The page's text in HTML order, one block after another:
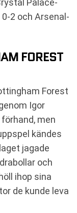
Palace-
2 och Arsenal-
FOREST
Forest
Igor
men
kändes
jagade
och
ihop sina
de kunde leva